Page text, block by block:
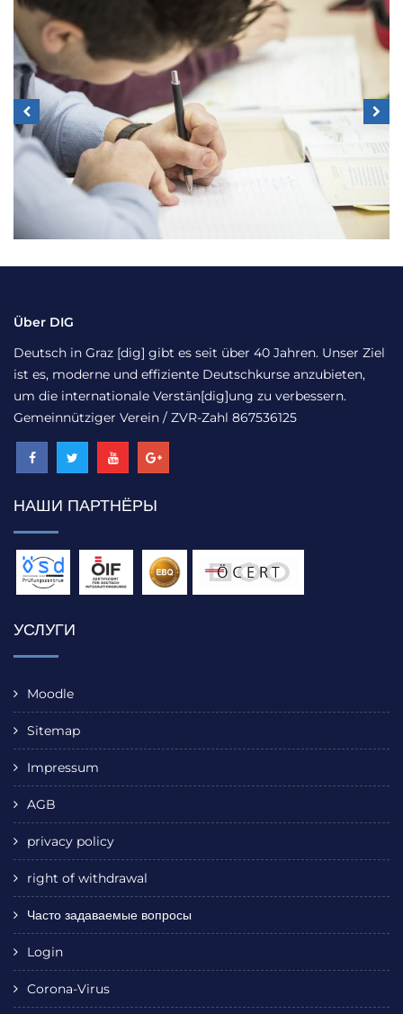
Über DIG
Deutsch in Graz [dig] gibt es seit über 40 Jahren. Unser Ziel
ist es, moderne und effiziente Deutschkurse anzubieten,
um die internationale Verstän[dig]ung zu verbessern.
Gemeinnütziger Verein / ZVR-Zahl 867536125
НАШИ ПАРТНЁРЫ
УСЛУГИ
Moodle
Sitemap
Impressum
AGB
privacy policy
right of withdrawal
Часто задаваемые вопросы
Login
Corona-Virus